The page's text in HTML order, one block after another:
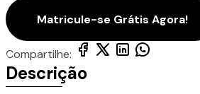
Matricule-se Grátis Agora!
Compartilhe:
Descrição